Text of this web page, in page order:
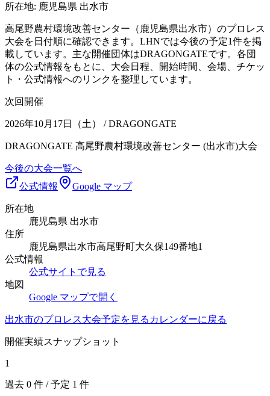
所在地: 鹿児島県 出水市
高尾野農村環境改善センター（鹿児島県出水市）のプロレス
大会を日付順に確認できます。LHNでは今後の予定1件を掲
載しています。主な開催団体はDRAGONGATEです。各団
体の公式情報をもとに、大会日程、開始時間、会場、チケッ
ト・公式情報へのリンクを整理しています。
次回開催
2026年10月17日（土） / DRAGONGATE
DRAGONGATE 高尾野農村環境改善センター (出水市)大会
今後の大会一覧へ
公式情報
Google マップ
所在地
鹿児島県 出水市
住所
鹿児島県出水市高尾野町大久保149番地1
公式情報
公式サイトで見る
地図
Google マップで開く
出水市のプロレス大会予定を見る カレンダーに戻る
開催実績スナップショット
1
過去 0 件 / 予定 1 件